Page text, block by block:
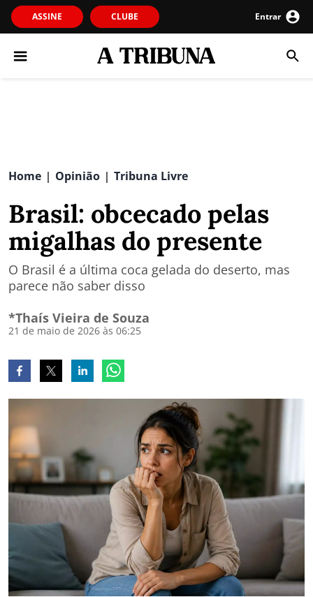
ASSINE CLUBE Entrar
Home | Opinião | Tribuna Livre
Brasil: obcecado pelas
migalhas do presente
O Brasil é a última coca gelada do deserto, mas
parece não saber disso
*Thaís Vieira de Souza
21 de maio de 2026 às 06:25